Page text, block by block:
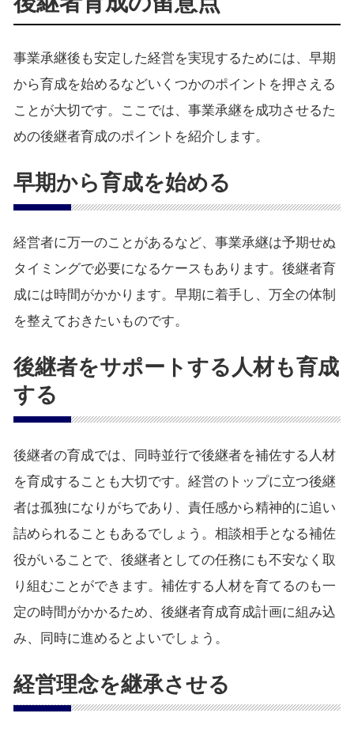
事業承継後も安定した経営を実現するためには、早期
から育成を始めるなどいくつかのポイントを押さえる
ことが大切です。ここでは、事業承継を成功させるた
めの後継者育成のポイントを紹介します。
早期から育成を始める
経営者に万一のことがあるなど、事業承継は予期せぬ
タイミングで必要になるケースもあります。後継者育
成には時間がかかります。早期に着手し、万全の体制
を整えておきたいものです。
後継者をサポートする人材も育成
する
後継者の育成では、同時並行で後継者を補佐する人材
を育成することも大切です。経営のトップに立つ後継
者は孤独になりがちであり、責任感から精神的に追い
詰められることもあるでしょう。相談相手となる補佐
役がいることで、後継者としての任務にも不安なく取
り組むことができます。補佐する人材を育てるのも一
定の時間がかかるため、後継者育成育成計画に組み込
み、同時に進めるとよいでしょう。
経営理念を継承させる